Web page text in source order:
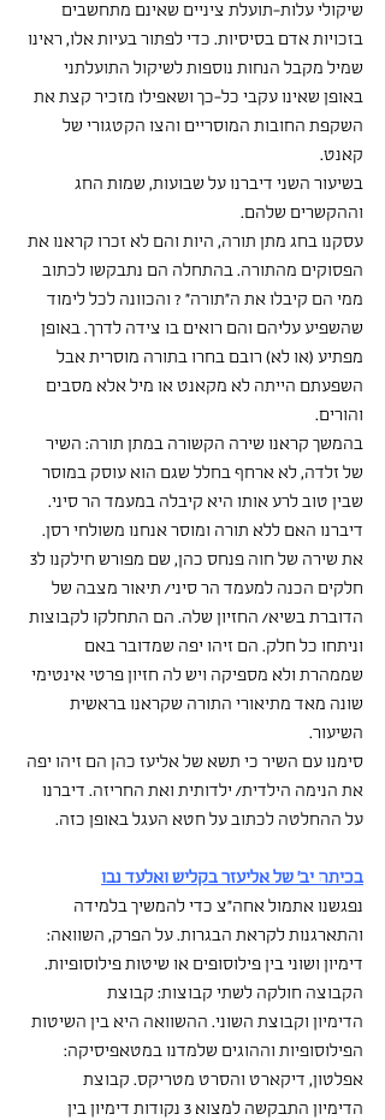
שיקולי עלות-תועלת ציניים שאינם מתחשבים
בזכויות אדם בסיסיות. כדי לפתור בעיות אלו, ראינו
שמיל מקבל הנחות נוספות לשיקול התועלתני
באופן שאינו עקבי כל-כך ושאפילו מזכיר קצת את
השקפת החובות המוסריים והצו הקטגורי של
קאנט.
בשיעור השני דיברנו על שבועות, שמות החג
וההקשרים שלהם.
עסקנו בחג מתן תורה, היות והם לא זכרו קראנו את
הפסוקים מהתורה. בהתחלה הם נתבקשו לכתוב
ממי הם קיבלו את ה"תורה" ? והכוונה לכל לימוד
שהשפיע עליהם והם רואים בו צידה לדרך. באופן
מפתיע (או לא) רובם בחרו בתורה מוסרית אבל
השפעתם הייתה לא מקאנט או מיל אלא מסבים
והורים.
בהמשך קראנו שירה הקשורה במתן תורה: השיר
של זלדה, לא ארחף בחלל שגם הוא עוסק במוסר
שבין טוב לרע אותו היא קיבלה במעמד הר סיני.
דיברנו האם ללא תורה ומוסר אנחנו משולחי רסן.
חלקים הכנה למעמד הר סיני/ תיאור מצבה של
הדוברת בשיא/ החזיון שלה. הם התחלקו לקבוצות
וניתחו כל חלק. הם זיהו יפה שמדובר באם
שממהרת ולא מספיקה ויש לה חזיון פרטי אינטימי
שונה מאד מתיאורי התורה שקראנו בראשית
השיעור.
סימנו עם השיר כי תשא של אליעז כהן הם זיהו יפה
את הנימה הילדית/ ילדותית ואת החריזה. דיברנו
על ההחלטה לכתוב על חטא העגל באופן כזה.
בכיתה יב' של אליעזר בקליש ואלעד נבו
נפגשנו אתמול אחה"צ כדי להמשיך בלמידה
והתארגנות לקראת הבגרות. על הפרק, השוואה:
דימיון ושוני בין פילוסופים או שיטות פילוסופיות.
הקבוצה חולקה לשתי קבוצות: קבוצת
הדימיון וקבוצת השוני. ההשוואה היא בין השיטות
הפילוסופיות וההוגים שלמדנו במטאפיסיקה:
אפלטון, דיקארט והסרט מטריקס. קבוצת
הדימיון התבקשה למצוא 3 נקודות דימיון בין